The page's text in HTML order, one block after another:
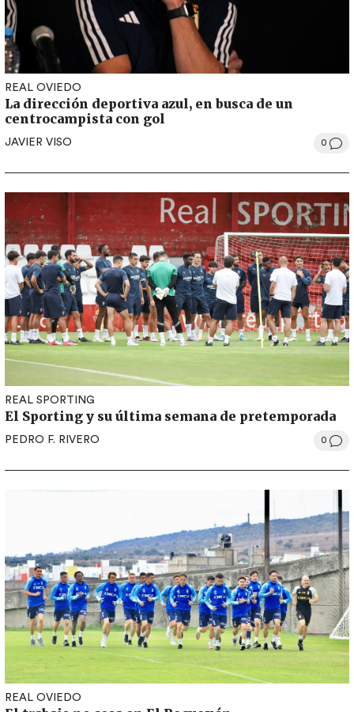
REAL OVIEDO
La dirección deportiva azul, en busca de un
centrocampista con gol
JAVIER VISO 0
REAL SPORTING
El Sporting y su última semana de pretemporada
PEDRO F. RIVERO 0
REAL OVIEDO